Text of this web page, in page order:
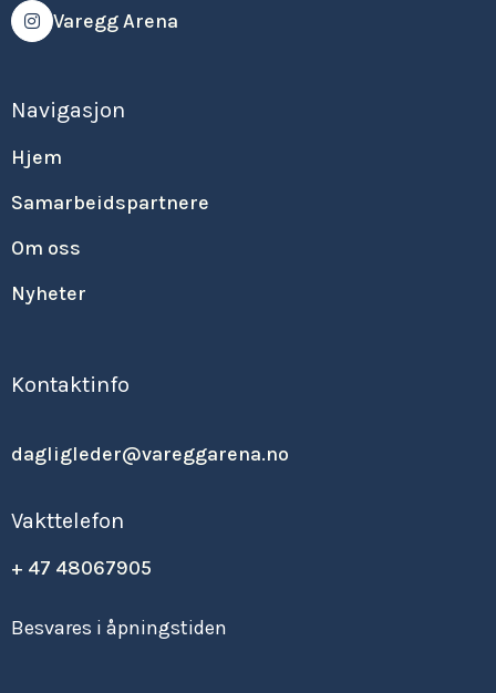
 Varegg Arena
Navigasjon
Hjem
Samarbeidspartnere
Om oss
Nyheter
Kontaktinfo
dagligleder@vareggarena.no
Vakttelefon
+ 47 48067905
Besvares i åpningstiden